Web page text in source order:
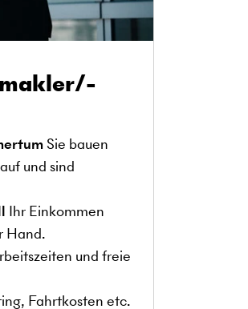
Sie bauen
und sind
Ihr Einkommen
Hand.
und freie
Fahrtkosten etc.